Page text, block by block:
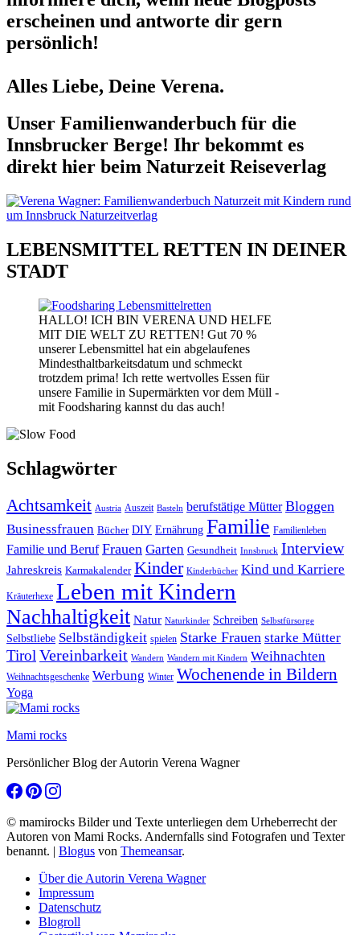
erscheinen und antworte dir gern
persönlich!
Alles Liebe, Deine Verena.
Unser Familienwanderbuch für die
Innsbrucker Berge! Ihr bekommt es
direkt hier beim Naturzeit Reiseverlag
LEBENSMITTEL RETTEN IN DEINER
STADT
HALLO! ICH BIN VERENA UND HELFE
MIT DIE WELT ZU RETTEN! Gut 70 %
unserer Lebensmittel hat ein abgelaufenes
Mindesthaltbarkeitsdatum und schmeckt
trotzdem prima! Ich rette wertvolles Essen für
unsere Familie in Supermärkten vor dem Müll -
mit Foodsharing kannst du das auch!
Schlagwörter
Achtsamkeit Austria Auszeit Basteln berufstätige Mütter Bloggen
Businessfrauen Bücher DIY Ernährung Familie Familienleben
Familie und Beruf Frauen Garten Gesundheit Innsbruck Interview
Jahreskreis Karmakalender Kinder Kinderbücher Kind und Karriere
Kräuterhexe Leben mit Kindern
Nachhaltigkeit Natur Naturkinder Schreiben Selbstfürsorge
Selbstliebe Selbständigkeit spielen Starke Frauen starke Mütter
Tirol Vereinbarkeit Wandern Wandern mit Kindern Weihnachten
Weihnachtsgeschenke Werbung Winter Wochenende in Bildern
Yoga
Mami rocks
Persönlicher Blog der Autorin Verena Wagner
© mamirocks Bilder und Texte unterliegen dem Urheberrecht der
Autoren von Mami Rocks. Andernfalls sind Fotografen und Texter
benannt. | Blogus von Themeansar.
Über die Autorin Verena Wagner
Impressum
Datenschutz
Blogroll